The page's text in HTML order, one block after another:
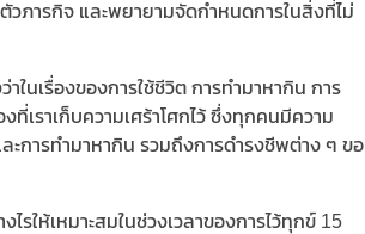
วภารกิจ และพยายามจัดกำหนดการในสิ่งที่ไม่
นเรื่องของการใช้ชีวิต การทำมาหากิน การ
งที่เราเก็บความเศร้าโศกไว้ ซึ่งทุกคนมีความ
ะการทำมาหากิน รวมถึงการดำรงชีพต่าง ๆ ขอ
ให้เหมาะสมในช่วงเวลาของการไว้ทุกข์ 15